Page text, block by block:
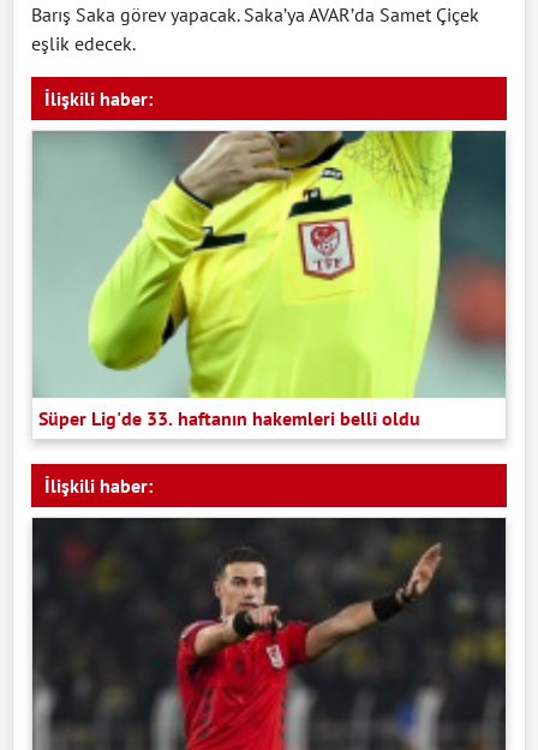
Barış Saka görev yapacak. Saka’ya AVAR’da Samet Çiçek
eşlik edecek.
İlişkili haber:
Süper Lig'de 33. haftanın hakemleri belli oldu
İlişkili haber: